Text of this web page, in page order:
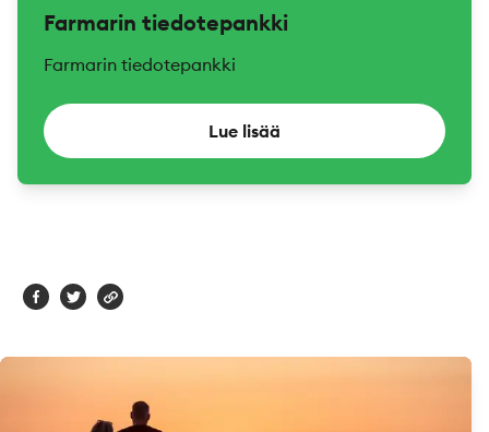
Farmarin tiedotepankki
Farmarin tiedotepankki
Lue lisää